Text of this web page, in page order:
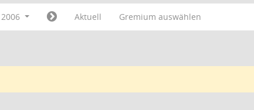
2006 Aktuell Gremium auswählen